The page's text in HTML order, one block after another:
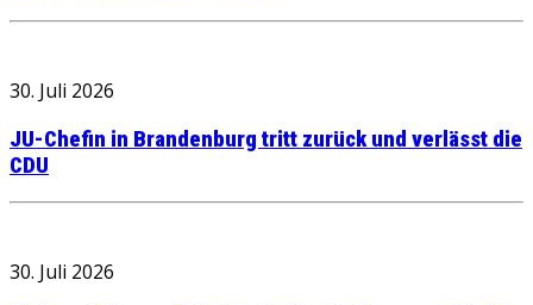
30. Juli 2026
JU-Chefin in Brandenburg tritt zurück und verlässt die
CDU
30. Juli 2026